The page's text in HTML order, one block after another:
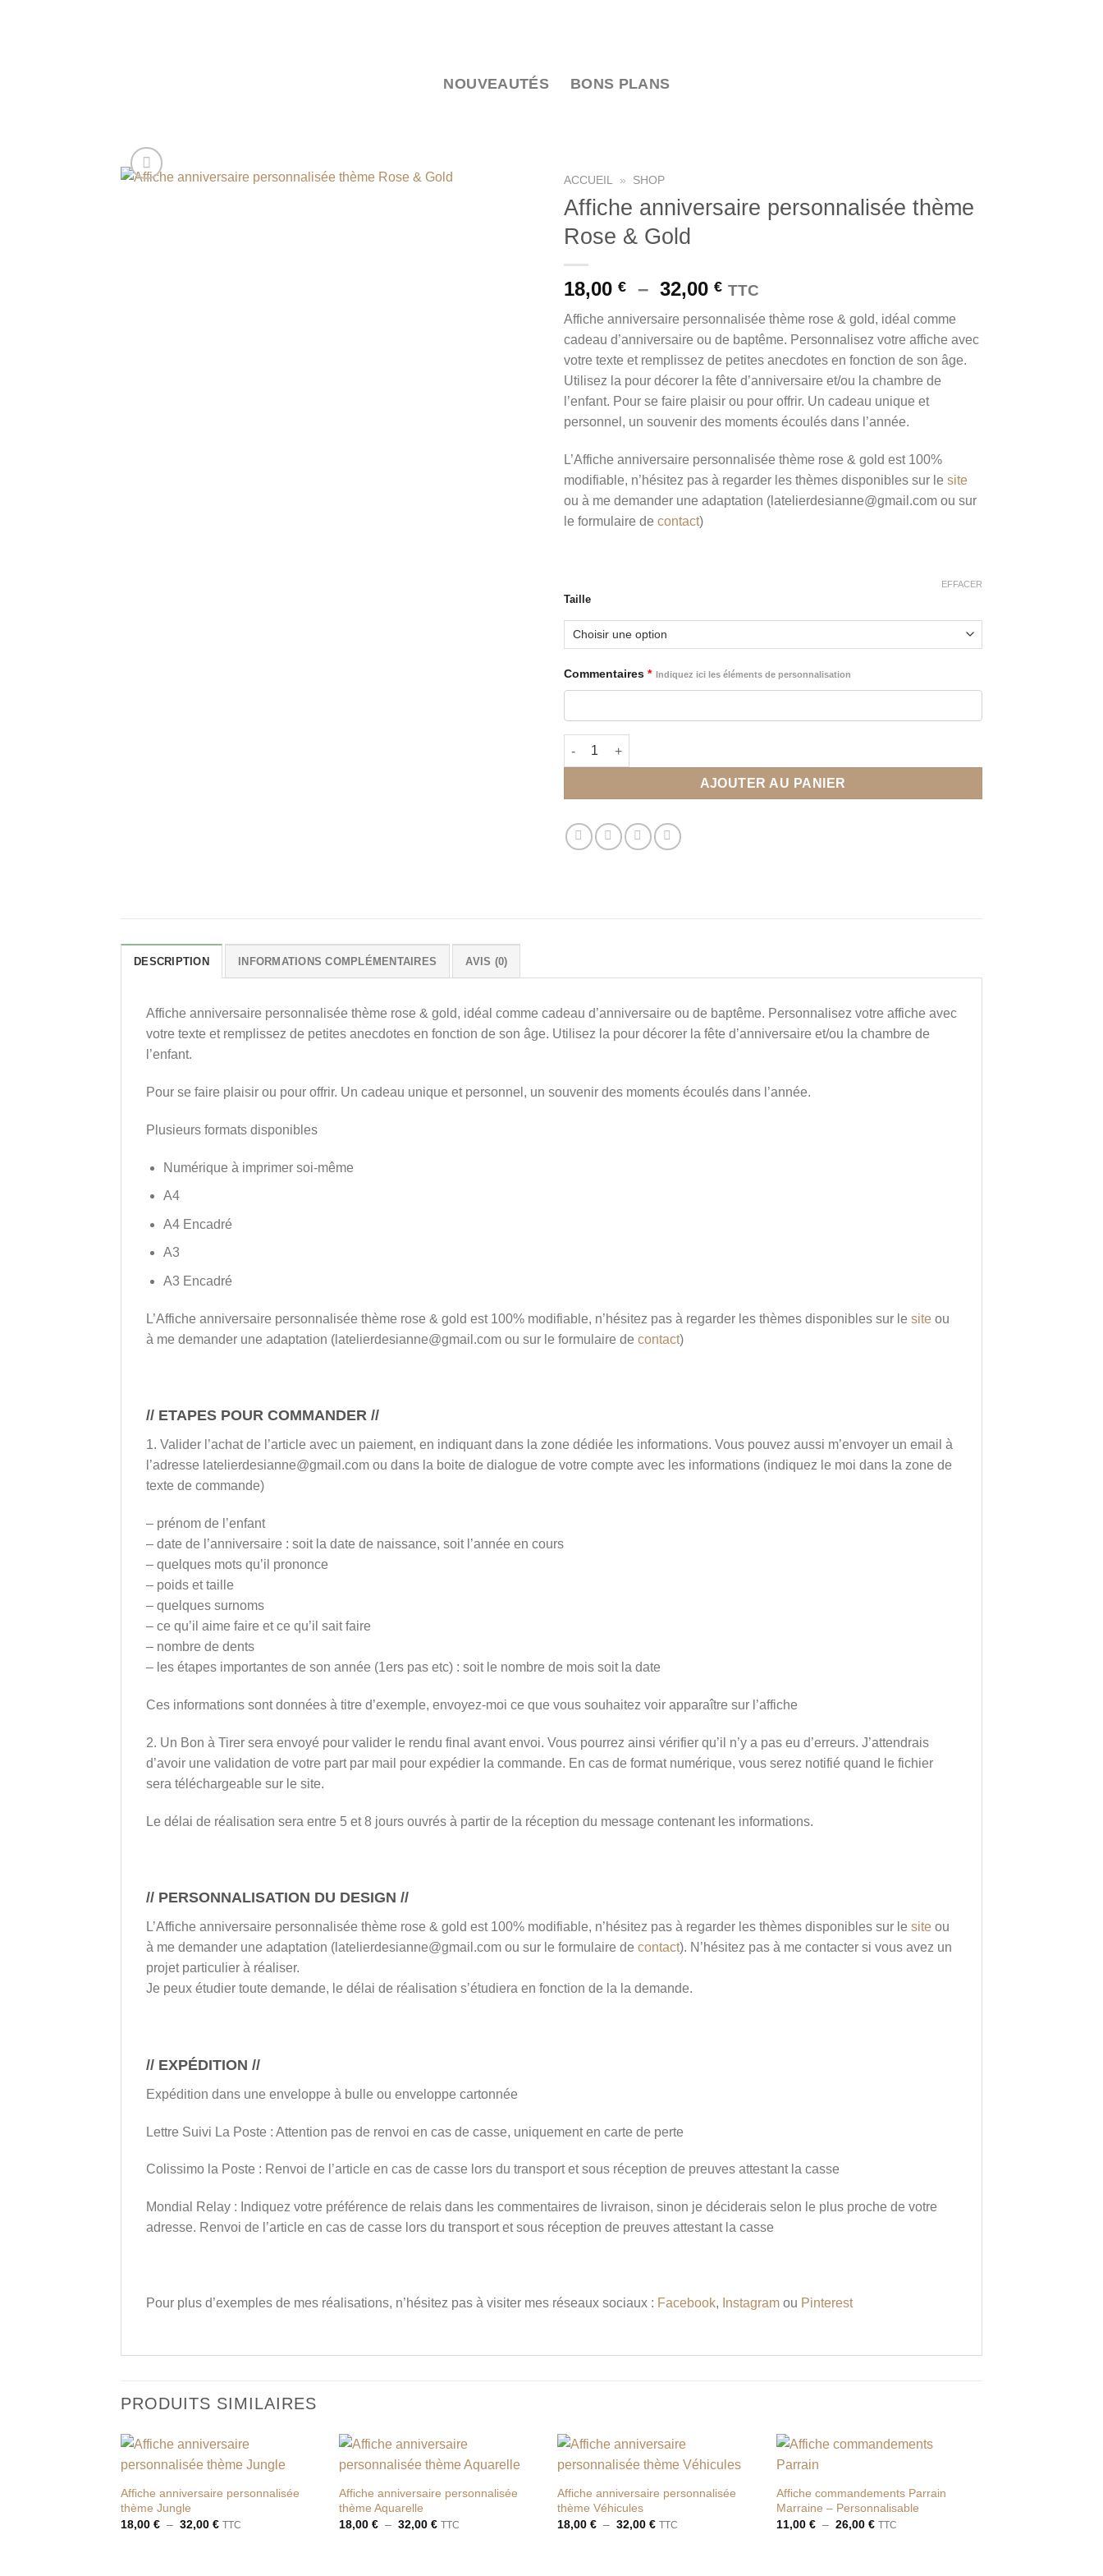
NOUVEAUTÉS BONS PLANS
ACCUEIL » SHOP
Affiche anniversaire personnalisée thème
Rose & Gold
18,00 € – 32,00 €Plage
prix :
18,00 €
à
32,00 €
TTC
Affiche anniversaire personnalisée thème rose & gold, idéal comme
cadeau d’anniversaire ou de baptême. Personnalisez votre affiche avec
votre texte et remplissez de petites anecdotes en fonction de son âge.
Utilisez la pour décorer la fête d’anniversaire et/ou la chambre de
l’enfant. Pour se faire plaisir ou pour offrir. Un cadeau unique et
personnel, un souvenir des moments écoulés dans l’année.
L’Affiche anniversaire personnalisée thème rose & gold est 100%
modifiable, n’hésitez pas à regarder les thèmes disponibles sur le site
ou à me demander une adaptation (latelierdesianne@gmail.com ou sur
le formulaire de contact)
Taille
EFFACER
Commentaires * Indiquez ici les éléments de personnalisation
quantité de Affiche anniversaire personnalisée thème Rose & Gold
AJOUTER AU PANIER
DESCRIPTION INFORMATIONS COMPLÉMENTAIRES AVIS (0)
Affiche anniversaire personnalisée thème rose & gold, idéal comme cadeau d’anniversaire ou de baptême. Personnalisez votre affiche avec
votre texte et remplissez de petites anecdotes en fonction de son âge. Utilisez la pour décorer la fête d’anniversaire et/ou la chambre de
l’enfant.
Pour se faire plaisir ou pour offrir. Un cadeau unique et personnel, un souvenir des moments écoulés dans l’année.
Plusieurs formats disponibles
Numérique à imprimer soi-même
A4
A4 Encadré
A3
A3 Encadré
L’Affiche anniversaire personnalisée thème rose & gold est 100% modifiable, n’hésitez pas à regarder les thèmes disponibles sur le site ou
à me demander une adaptation (latelierdesianne@gmail.com ou sur le formulaire de contact)
// ETAPES POUR COMMANDER //
1. Valider l’achat de l’article avec un paiement, en indiquant dans la zone dédiée les informations. Vous pouvez aussi m’envoyer un email à
l’adresse latelierdesianne@gmail.com ou dans la boite de dialogue de votre compte avec les informations (indiquez le moi dans la zone de
texte de commande)
– prénom de l’enfant
– date de l’anniversaire : soit la date de naissance, soit l’année en cours
– quelques mots qu’il prononce
– poids et taille
– quelques surnoms
– ce qu’il aime faire et ce qu’il sait faire
– nombre de dents
– les étapes importantes de son année (1ers pas etc) : soit le nombre de mois soit la date
Ces informations sont données à titre d’exemple, envoyez-moi ce que vous souhaitez voir apparaître sur l’affiche
2. Un Bon à Tirer sera envoyé pour valider le rendu final avant envoi. Vous pourrez ainsi vérifier qu’il n’y a pas eu d’erreurs. J’attendrais
d’avoir une validation de votre part par mail pour expédier la commande. En cas de format numérique, vous serez notifié quand le fichier
sera téléchargeable sur le site.
Le délai de réalisation sera entre 5 et 8 jours ouvrés à partir de la réception du message contenant les informations.
// PERSONNALISATION DU DESIGN //
L’Affiche anniversaire personnalisée thème rose & gold est 100% modifiable, n’hésitez pas à regarder les thèmes disponibles sur le site ou
à me demander une adaptation (latelierdesianne@gmail.com ou sur le formulaire de contact). N’hésitez pas à me contacter si vous avez un
projet particulier à réaliser.
Je peux étudier toute demande, le délai de réalisation s’étudiera en fonction de la la demande.
// EXPÉDITION //
Expédition dans une enveloppe à bulle ou enveloppe cartonnée
Lettre Suivi La Poste : Attention pas de renvoi en cas de casse, uniquement en carte de perte
Colissimo la Poste : Renvoi de l’article en cas de casse lors du transport et sous réception de preuves attestant la casse
Mondial Relay : Indiquez votre préférence de relais dans les commentaires de livraison, sinon je déciderais selon le plus proche de votre
adresse. Renvoi de l’article en cas de casse lors du transport et sous réception de preuves attestant la casse
Pour plus d’exemples de mes réalisations, n’hésitez pas à visiter mes réseaux sociaux : Facebook, Instagram ou Pinterest
PRODUITS SIMILAIRES
à la liste
Affiche anniversaire personnalisée
thème Jungle
18,00 € – 32,00 €Plage
TTC
à la liste
Affiche anniversaire personnalisée
thème Aquarelle
18,00€ – 32,00€Plage
TTC
à la liste
Affiche anniversaire personnalisée
thème Véhicules
18,00€ – 32,00€Plage
TTC
à la liste
Affiche commandements Parrain
Marraine – Personnalisable
11,00 € – 26,00 €Plage
TTC